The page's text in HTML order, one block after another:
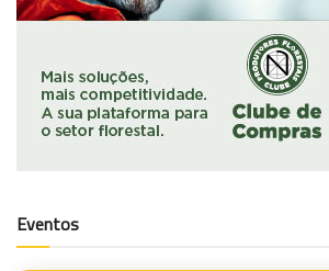
Eventos